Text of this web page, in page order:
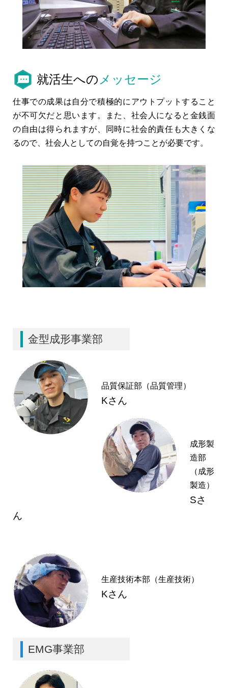
就活生への メッセージ
仕事での成果は自分で積極的にアウトプットすること
が不可欠だと思います。また、社会人になると金銭面
の自由は得られますが、同時に社会的責任も大きくな
るので、社会人としての自覚を持つことが必要です。
金型成形事業部
品質保証部（品質管理）
Kさん
成形製
造部
（成形
製造）
Sさ
ん
生産技術本部（生産技術）
Kさん
EMG事業部